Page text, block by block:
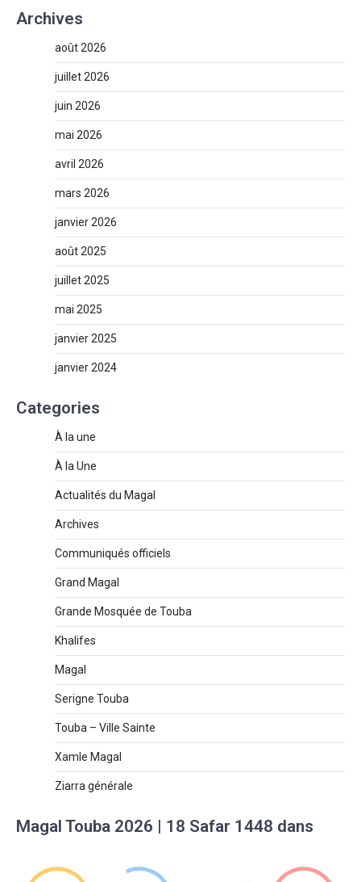
Archives
août 2026
juillet 2026
juin 2026
mai 2026
avril 2026
mars 2026
janvier 2026
août 2025
juillet 2025
mai 2025
janvier 2025
janvier 2024
Categories
À la une
À la Une
Actualités du Magal
Archives
Communiqués officiels
Grand Magal
Grande Mosquée de Touba
Khalifes
Magal
Serigne Touba
Touba – Ville Sainte
Xamle Magal
Ziarra générale
Magal Touba 2026 | 18 Safar 1448 dans